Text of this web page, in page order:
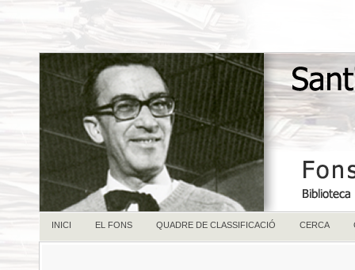
INICI EL FONS QUADRE DE CLASSIFICACIÓ CERCA